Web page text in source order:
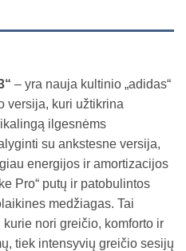
– yra nauja kultinio „adidas“
versija, kuri užtikrina
ilgesnėms
su ankstesne versija,
energijos ir amortizacijos
Pro“ putų ir patobulintos
medžiagas. Tai
nori greičio, komforto ir
tiek intensyvių greičio sesijų